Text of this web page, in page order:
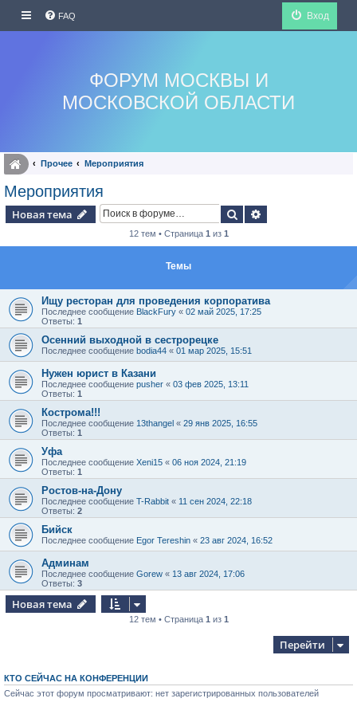
FAQ Вход
ФОРУМ МОСКВЫ И
МОСКОВСКОЙ ОБЛАСТИ
Прочее Мероприятия
Мероприятия
Новая тема Поиск
12 тем • Страница 1 из 1
Темы
Ищу ресторан для проведения корпоратива
Последнее сообщение BlackFury « 02 май 2025, 17:25
Ответы: 1
Осенний выходной в сестрорецке
Последнее сообщение bodia44 « 01 мар 2025, 15:51
Нужен юрист в Казани
Последнее сообщение pusher « 03 фев 2025, 13:11
Ответы: 1
Кострома!!!
Последнее сообщение 13thangel « 29 янв 2025, 16:55
Ответы: 1
Уфа
Последнее сообщение Xeni15 « 06 ноя 2024, 21:19
Ответы: 1
Ростов-на-Дону
Последнее сообщение T-Rabbit « 11 сен 2024, 22:18
Ответы: 2
Бийск
Последнее сообщение Egor Tereshin « 23 авг 2024, 16:52
Админам
Последнее сообщение Gorew « 13 авг 2024, 17:06
Ответы: 3
Новая тема
12 тем • Страница 1 из 1
Перейти
КТО СЕЙЧАС НА КОНФЕРЕНЦИИ
Сейчас этот форум просматривают: нет зарегистрированных пользователей